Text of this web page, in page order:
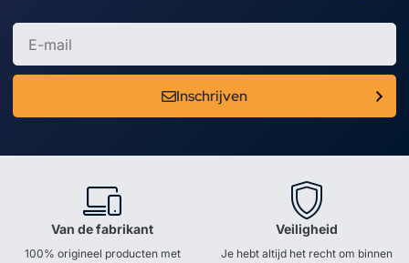
Inschrijven
Van de fabrikant
100% origineel producten met
Veiligheid
Je hebt altijd het recht om binnen